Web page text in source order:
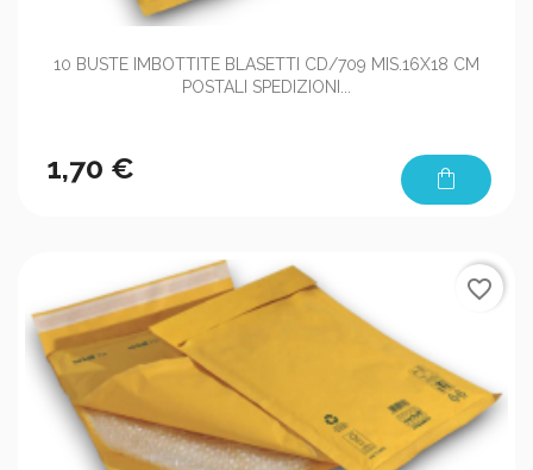
10 BUSTE IMBOTTITE BLASETTI CD/709 MIS.16X18 CM
POSTALI SPEDIZIONI...
1,70 € shopping_bag
favorite_border